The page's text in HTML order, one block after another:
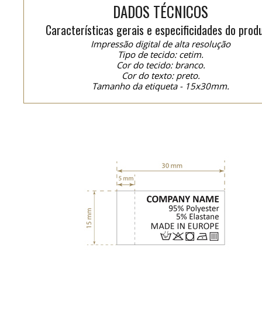
DADOS TÉCNICOS
Características gerais e especificidades do
Impressão digital de alta resolução
Tipo de tecido: cetim.
Cor do tecido: branco.
Cor do texto: preto.
Tamanho da etiqueta - 15x30mm.